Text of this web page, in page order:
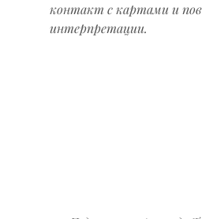
контакт с картами и
интерпретации.